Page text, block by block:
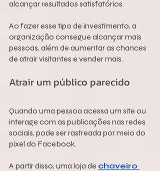
alcançar resultados satisfatórios.
Ao fazer esse tipo de investimento, a
organização consegue alcançar mais
pessoas, além de aumentar as chances
de atrair visitantes e vender mais.
Atrair um público parecido
Quando uma pessoa acessa um site ou
interage com as publicações nas redes
sociais, pode ser rastreada por meio do
pixel do Facebook.
A partir disso, uma loja de chaveiro